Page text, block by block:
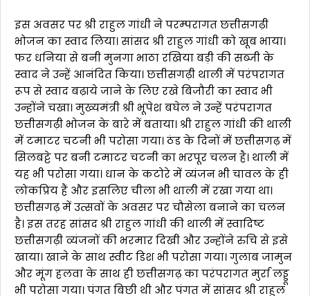
इस अवसर पर श्री राहुल गांधी ने परम्परागत छत्तीसगढ़ी
भोजन का स्वाद लिया। सांसद श्री राहुल गांधी को खूब भाया।
फर धनिया से बनी मुनगा भाठा रखिया बड़ी की सब्जी के
स्वाद ने उन्हें आनंदित किया। छत्तीसगढ़ी थाली में परंपरागत
रूप से स्वाद बढ़ाये जाने के लिए रखे बिजौरी का स्वाद भी
उन्होंने चखा। मुख्यमंत्री श्री भूपेश बघेल ने उन्हें परंपरागत
छत्तीसगढ़ी भोजन के बारे में बताया। श्री राहुल गांधी की थाली
में टमाटर चटनी भी परोसा गया। ठंड के दिनों में छत्तीसगढ़ में
सिलबट्टे पर बनी टमाटर चटनी का भरपूर चलन है। थाली में
यह भी परोसा गया। धान के कटोरे में व्यंजन भी चावल के ही
लोकप्रिय हैं और इसलिए चीला भी थाली में रखा गया था।
छत्तीसगढ़ में उत्सवों के अवसर पर चौसेला बनाने का चलन
है। इस तरह सांसद श्री राहुल गांधी की थाली में स्वादिष्ट
छत्तीसगढ़ी व्यंजनों की भरमार दिखी और उन्होंने रुचि से इसे
खाया। खाने के साथ स्वीट डिश भी परोसा गया। गुलाब जामुन
और मूंग हलवा के साथ ही छत्तीसगढ़ का परंपरागत मुर्रा लड्डू
भी परोसा गया। पंगत बिछी थी और पंगत में सांसद श्री राहुल